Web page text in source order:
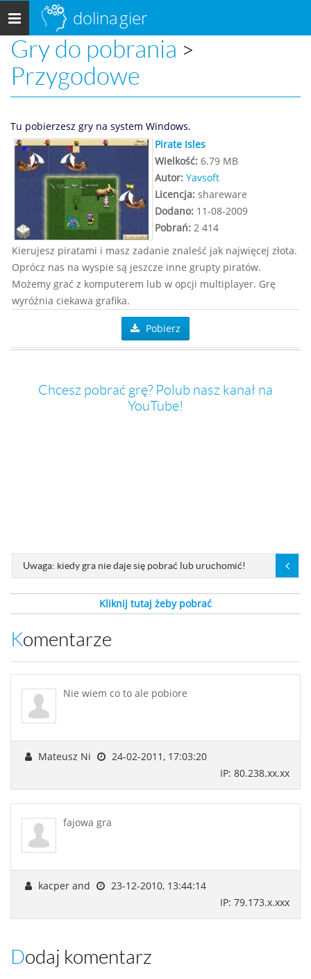
Menu
główne
dolinagier
Gry do pobrania >
Przygodowe
Tu pobierzesz gry na system Windows.
Pirate Isles
Wielkość: 6.79 MB
Autor: Yavsoft
Licencja: shareware
Dodano: 11-08-2009
Pobrań: 2 414
Kierujesz piratami i masz zadanie znaleść jak najwięcej złota.
Oprócz nas na wyspie są jeszcze inne grupty piratów.
Możemy grać z komputerem lub w opcji multiplayer. Grę
wyróżnia ciekawa grafika.
Pobierz
Chcesz pobrać grę? Polub nasz kanał na
YouTube!
Uwaga: kiedy gra nie daje się pobrać lub uruchomić!
Kliknij tutaj żeby pobrać
Komentarze
Nie wiem co to ale pobiore
Mateusz Ni
24-02-2011, 17:03:20
IP: 80.238.xx.xx
fajowa gra
kacper and
23-12-2010, 13:44:14
IP: 79.173.x.xxx
Dodaj komentarz